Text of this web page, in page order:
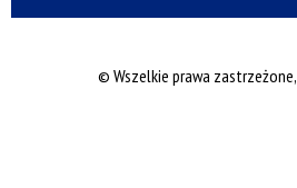
© Wszelkie prawa zastrzeżone,